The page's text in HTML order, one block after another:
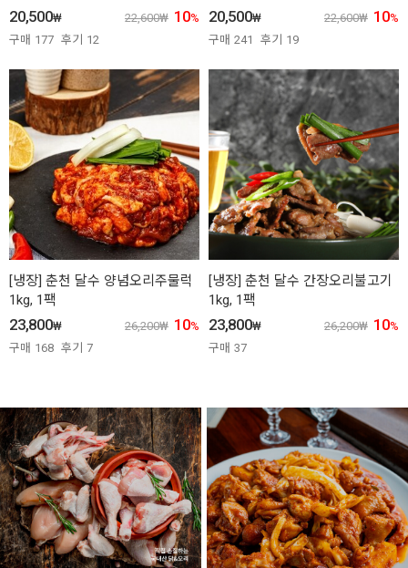
20,500₩ 22,600₩ 10%
구매 177 후기 12
20,500₩ 22,600₩ 10%
구매 241 후기 19
[냉장] 춘천 달수 양념오리주물럭
1kg, 1팩
23,800₩ 26,200₩ 10%
구매 168 후기 7
[냉장] 춘천 달수 간장오리불고기
1kg, 1팩
23,800₩ 26,200₩ 10%
구매 37